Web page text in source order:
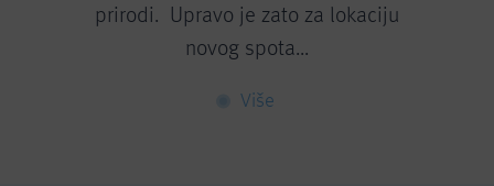
prirodi. Upravo je zato za lokaciju
novog spota...
Više